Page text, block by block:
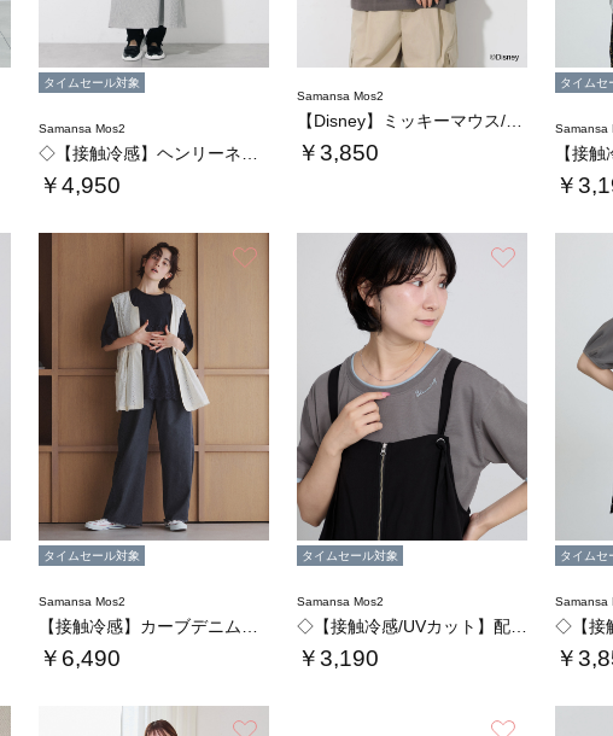
タイムセール対象
Samansa Mos2
￥4,950
Samansa Mos2
￥3,850
タイムセ
Samansa
￥
タイムセール対象
Samansa Mos2
￥6,490
タイムセール対象
Samansa Mos2
￥3,190
タイムセ
Samansa
￥